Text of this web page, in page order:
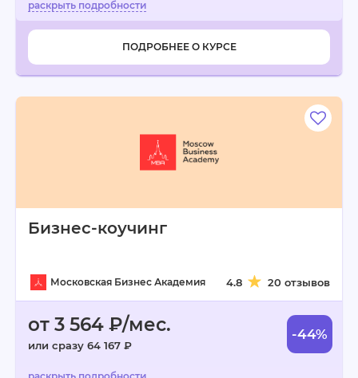
ПОДРОБНЕЕ О КУРСЕ
Бизнес-коучинг
Московская Бизнес Академия 4.8 20 отзывов
от 3 564 ₽/мес.
или сразу 64 167 ₽
-44%